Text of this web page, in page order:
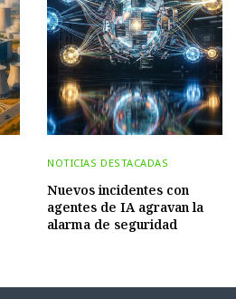
NOTICIAS DESTACADAS
Nuevos incidentes con
agentes de IA agravan la
alarma de seguridad